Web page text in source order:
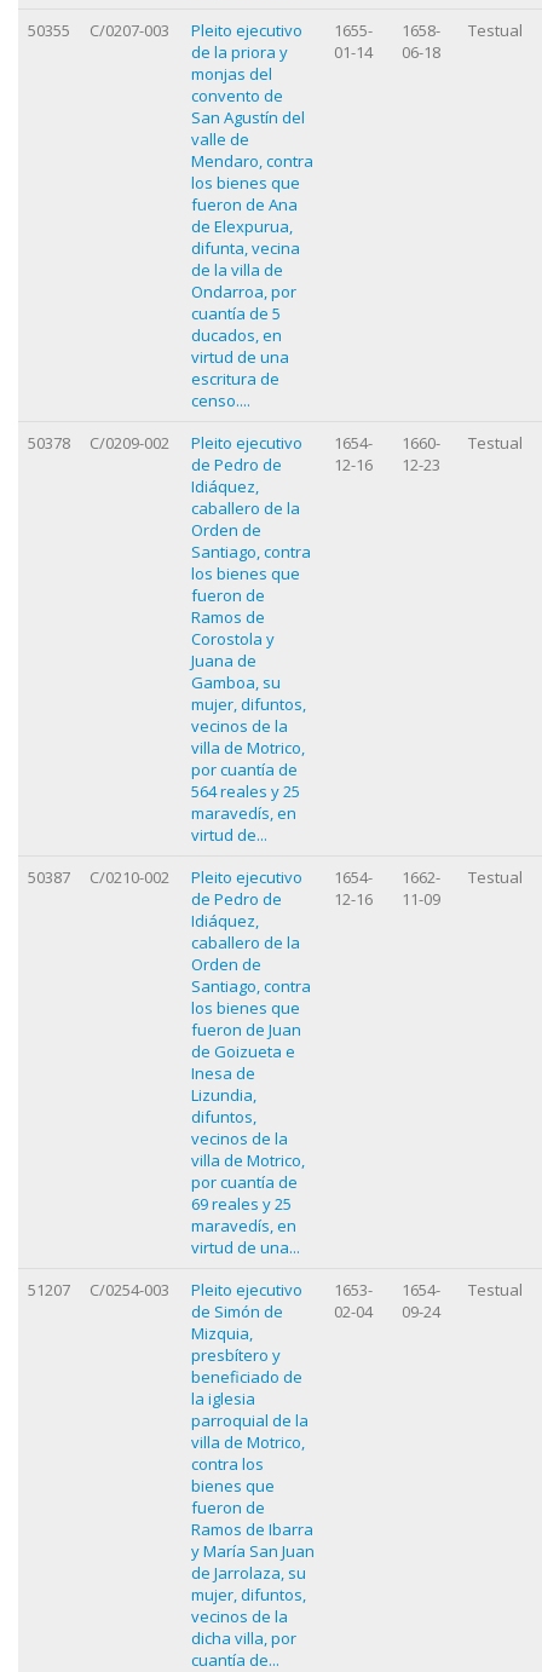
50355 C/0207-003
Pleito ejecutivo
de la priora y
monjas del
convento de
San Agustín del
valle de
Mendaro, contra
los bienes que
fueron de Ana
de Elexpurua,
difunta, vecina
de la villa de
Ondarroa, por
cuantía de 5
ducados, en
virtud de una
escritura de
censo....
1655-
01-14
1658-
06-18
Testual
50378 C/0209-002
Pleito ejecutivo
de Pedro de
Idiáquez,
caballero de la
Orden de
Santiago, contra
los bienes que
fueron de
Ramos de
Corostola y
Juana de
Gamboa, su
mujer, difuntos,
vecinos de la
villa de Motrico,
por cuantía de
564 reales y 25
maravedís, en
virtud de...
1654-
12-16
1660-
12-23
Testual
50387 C/0210-002
Pleito ejecutivo
de Pedro de
Idiáquez,
caballero de la
Orden de
Santiago, contra
los bienes que
fueron de Juan
de Goizueta e
Inesa de
Lizundia,
difuntos,
vecinos de la
villa de Motrico,
por cuantía de
69 reales y 25
maravedís, en
virtud de una...
1654-
12-16
1662-
11-09
Testual
51207 C/0254-003
Pleito ejecutivo
de Simón de
Mizquia,
presbítero y
beneficiado de
la iglesia
parroquial de la
villa de Motrico,
contra los
bienes que
fueron de
Ramos de Ibarra
y María San Juan
de Jarrolaza, su
mujer, difuntos,
vecinos de la
dicha villa, por
cuantía de...
1653-
02-04
1654-
09-24
Testual